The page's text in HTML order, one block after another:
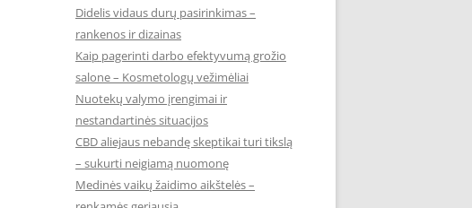
Didelis vidaus durų pasirinkimas –
rankenos ir dizainas
Kaip pagerinti darbo efektyvumą grožio
salone – Kosmetologų vežimėliai
Nuotekų valymo įrengimai ir
nestandartinės situacijos
CBD aliejaus nebandę skeptikai turi tikslą
– sukurti neigiamą nuomonę
Medinės vaikų žaidimo aikštelės –